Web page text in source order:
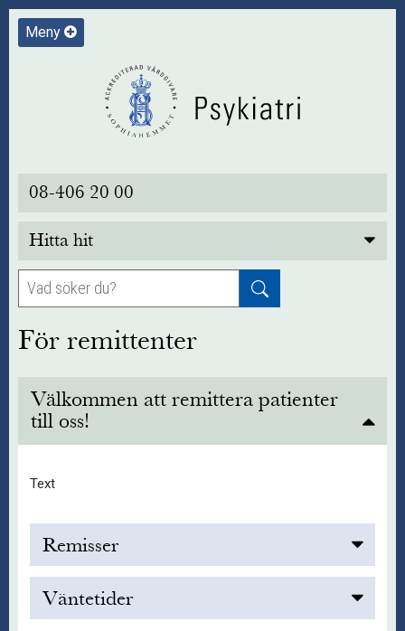
Meny
08-406 20 00
Hitta hit
För remittenter
Välkommen att remittera patienter
till oss!
Text
Remisser
Text
Väntetider